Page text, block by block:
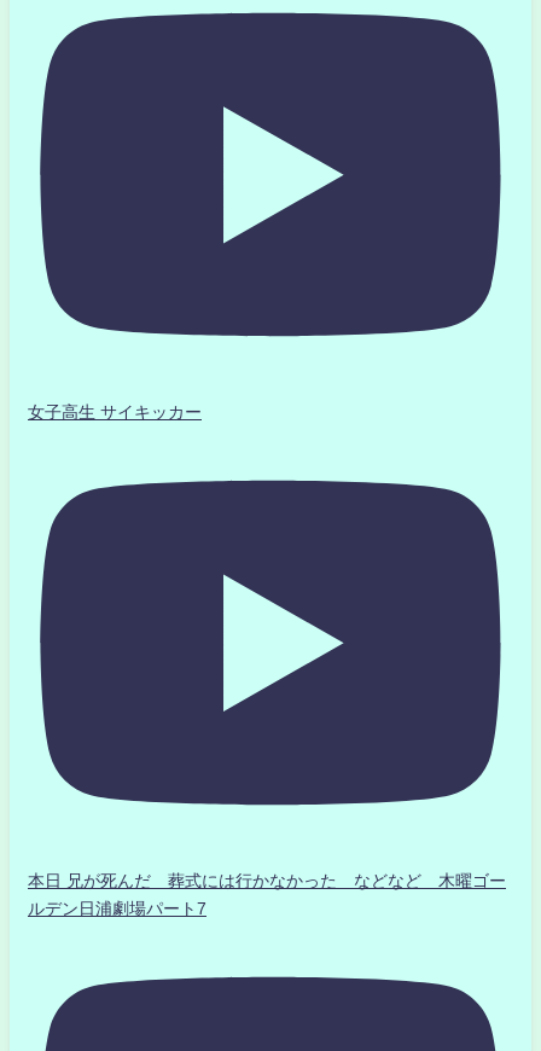
女子高生 サイキッカー
本日 兄が死んだ 葬式には行かなかった などなど 木曜ゴー
ルデン日浦劇場パート7